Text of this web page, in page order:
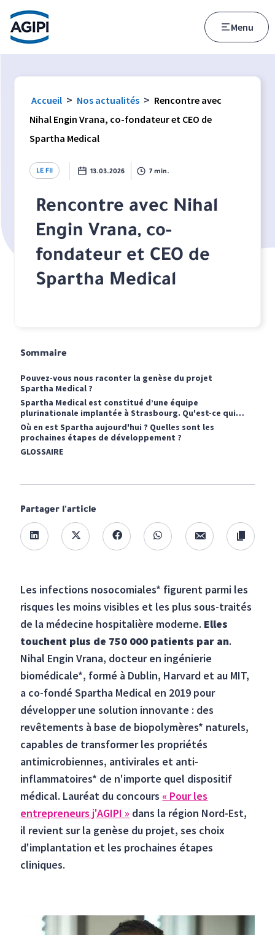
Accès au menu
Accès au contenu principal
Menu
Accueil > Nos actualités > Rencontre avec
Nihal Engin Vrana, co-fondateur et CEO de
Spartha Medical
LE FIl 13.03.2026 7 min.
Rencontre avec Nihal
Engin Vrana, co-
fondateur et CEO de
Spartha Medical
Sommaire
Pouvez-vous nous raconter la genèse du projet
Spartha Medical ?
Spartha Medical est constitué d’une équipe
plurinationale implantée à Strasbourg. Qu'est-ce qui
motive ce choix et comment cette configuration
influe-t-elle sur votre capacité d'innovation ?
Où en est Spartha aujourd'hui ? Quelles sont les
prochaines étapes de développement ?
GLOSSAIRE
Partager l'article
Les infections nosocomiales* figurent parmi les
risques les moins visibles et les plus sous-traités
de la médecine hospitalière moderne. Elles
touchent plus de 750 000 patients par an.
Nihal Engin Vrana, docteur en ingénierie
biomédicale*, formé à Dublin, Harvard et au MIT,
a co-fondé Spartha Medical en 2019 pour
développer une solution innovante : des
revêtements à base de biopolymères* naturels,
capables de transformer les propriétés
antimicrobiennes, antivirales et anti-
inflammatoires* de n'importe quel dispositif
médical. Lauréat du concours « Pour les
entrepreneurs j'AGIPI » dans la région Nord-Est,
il revient sur la genèse du projet, ses choix
d'implantation et les prochaines étapes
cliniques.